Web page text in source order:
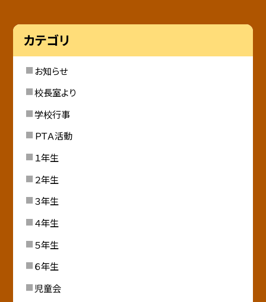
カテゴリ
お知らせ
校長室より
学校行事
ＰＴＡ活動
１年生
２年生
３年生
４年生
５年生
６年生
児童会